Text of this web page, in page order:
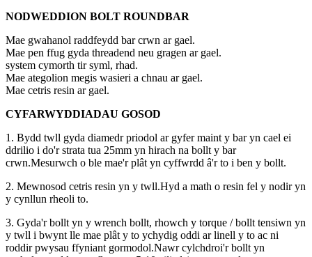
NODWEDDION BOLT ROUNDBAR
Mae gwahanol raddfeydd bar crwn ar gael.
Mae pen ffug gyda threadend neu gragen ar gael.
system cymorth tir syml, rhad.
Mae ategolion megis wasieri a chnau ar gael.
Mae cetris resin ar gael.
CYFARWYDDIADAU GOSOD
1. Bydd twll gyda diamedr priodol ar gyfer maint y bar yn cael ei
ddrilio i do'r strata tua 25mm yn hirach na bollt y bar
crwn.Mesurwch o ble mae'r plât yn cyffwrdd â'r to i ben y bollt.
2. Mewnosod cetris resin yn y twll.Hyd a math o resin fel y nodir yn
y cynllun rheoli to.
3. Gyda'r bollt yn y wrench bollt, rhowch y torque / bollt tensiwn yn
y twll i bwynt lle mae plât y to ychydig oddi ar linell y to ac ni
roddir pwysau ffyniant gormodol.Nawr cylchdroi'r bollt yn